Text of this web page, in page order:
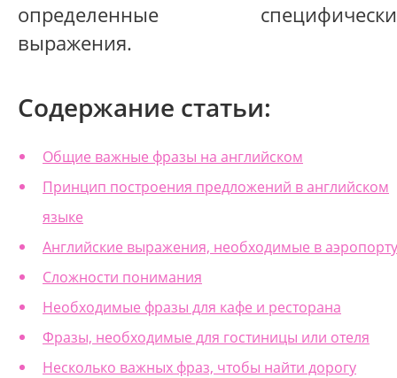
определенные
выражения.
Содержание статьи:
Общие важные фразы на английском
Принцип построения предложений в английском
языке
Английские выражения, необходимые в аэропорту
Сложности понимания
Необходимые фразы для кафе и ресторана
Фразы, необходимые для гостиницы или отеля
Несколько важных фраз, чтобы найти дорогу